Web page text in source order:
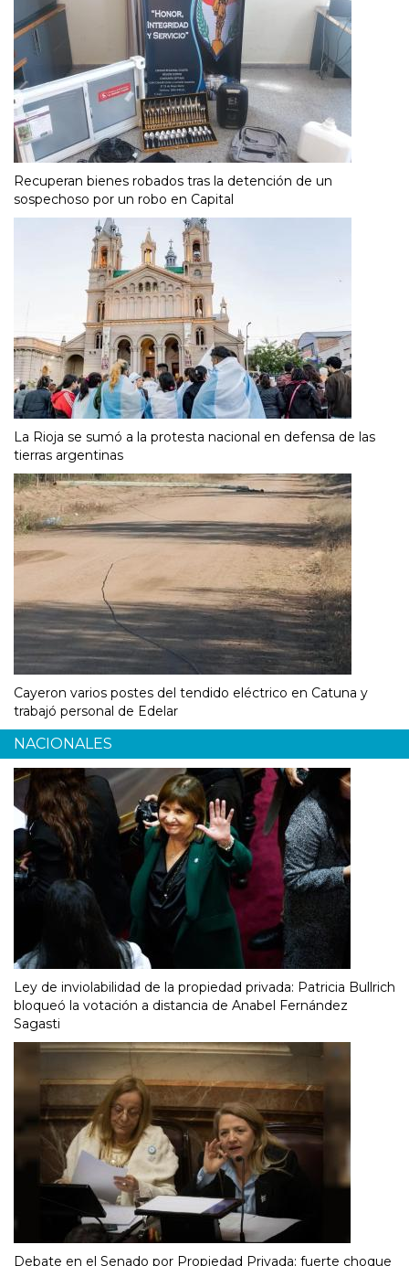
Recuperan bienes robados tras la detención de un
sospechoso por un robo en Capital
La Rioja se sumó a la protesta nacional en defensa de las
tierras argentinas
Cayeron varios postes del tendido eléctrico en Catuna y
trabajó personal de Edelar
NACIONALES
Ley de inviolabilidad de la propiedad privada: Patricia Bullrich
bloqueó la votación a distancia de Anabel Fernández
Sagasti
Debate en el Senado por Propiedad Privada: fuerte choque